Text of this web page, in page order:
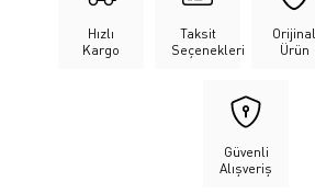
Hızlı
Kargo
Taksit
Seçenekleri
Orijinal
Ürün
Güvenli
Alışveriş